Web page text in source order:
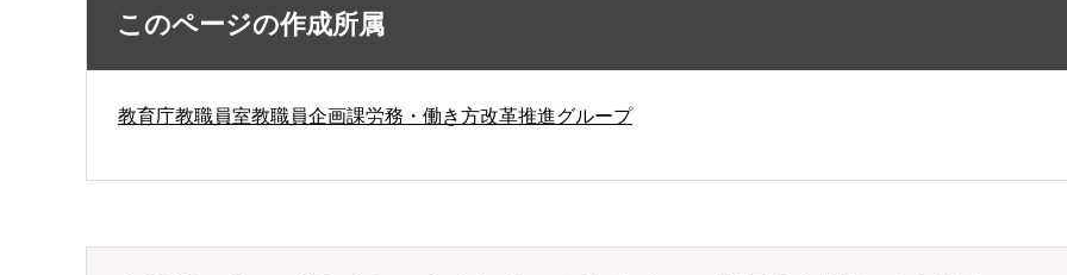
このページの作成所属
教育庁教職員室教職員企画課労務・働き方改革推進グループ